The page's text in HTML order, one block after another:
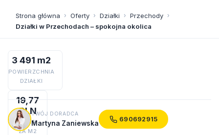
Strona główna › Oferty › Działki › Przechody ›
Działki w Przechodach – spokojna okolica
3 491 m2
POWIERZCHNIA
DZIAŁKI
19,77
PLN
CENA
ZA M2
TWÓJ DORADCA
Martyna Zaniewska 690692915